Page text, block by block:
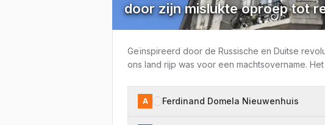
door zijn mislukte oproep tot
Geïnspireerd door de Russische en Duitse
ons land rijp was voor een machtsovername.
A Ferdinand Domela Nieuwenhuis